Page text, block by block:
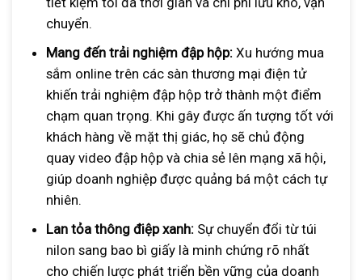
chuyển.
Mang đến trải nghiệm đập hộp:Xu hướng mua
sắm online trên các sàn thương mại điện tử
khiến trải nghiệm đập hộp trở thành một điểm
chạm quan trọng. Khi gây được ấn tượng tốt với
khách hàng về mặt thị giác, họ sẽ chủ động
quay video đập hộp và chia sẻ lên mạng xã hội,
giúp doanh nghiệp được quảng bá một cách tự
nhiên.
Lan tỏa thông điệp xanh: Sự chuyển đổi từ túi
nilon sang bao bì giấy là minh chứng rõ nhất
cho chiến lược phát triển bền vững của doanh